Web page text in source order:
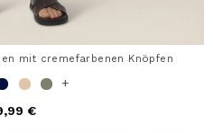
mit cremefarbenen Knöpfen
+
€